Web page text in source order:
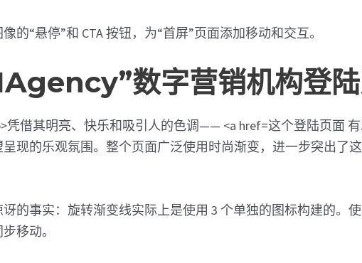
的“悬停”和 CTA 按钮，为“首屏”页面添加移动和交互。
数字营销机构登
这个登陆页面
现的乐观氛围。整个页面广泛使用时尚渐变，进一步突出了
的事实：旋转渐变线实际上是使用 3 个单独的图标构建的。
移动。